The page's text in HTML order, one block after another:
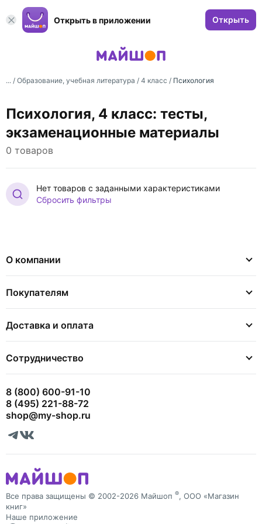
Открыть в приложении Открыть
... / Образование, учебная литература / 4 класс / Психология
Психология, 4 класс: тесты,
экзаменационные материалы
0 товаров
Нет товаров с заданными характеристиками
Сбросить фильтры
О компании
Покупателям
Доставка и оплата
Сотрудничество
8 (800) 600-91-10
8 (495) 221-88-72
shop@my-shop.ru
Все права защищены © 2002-2026 Майшоп ®, ООО «Магазин
книг»
Наше приложение